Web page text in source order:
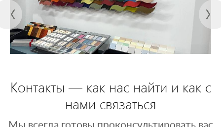
Контакты — как нас найти и как с
нами связаться